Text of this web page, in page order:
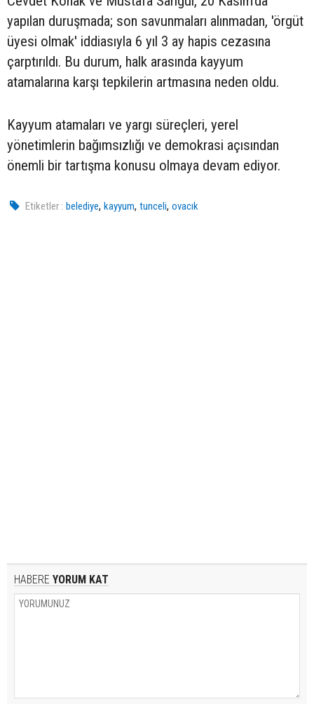
yapılan duruşmada; son savunmaları alınmadan, 'örgüt
üyesi olmak' iddiasıyla 6 yıl 3 ay hapis cezasına
çarptırıldı. Bu durum, halk arasında kayyum
atamalarına karşı tepkilerin artmasına neden oldu.
Kayyum atamaları ve yargı süreçleri, yerel
yönetimlerin bağımsızlığı ve demokrasi açısından
önemli bir tartışma konusu olmaya devam ediyor.
Etiketler : belediye,kayyum,tunceli,ovacık
HABERE YORUM KAT